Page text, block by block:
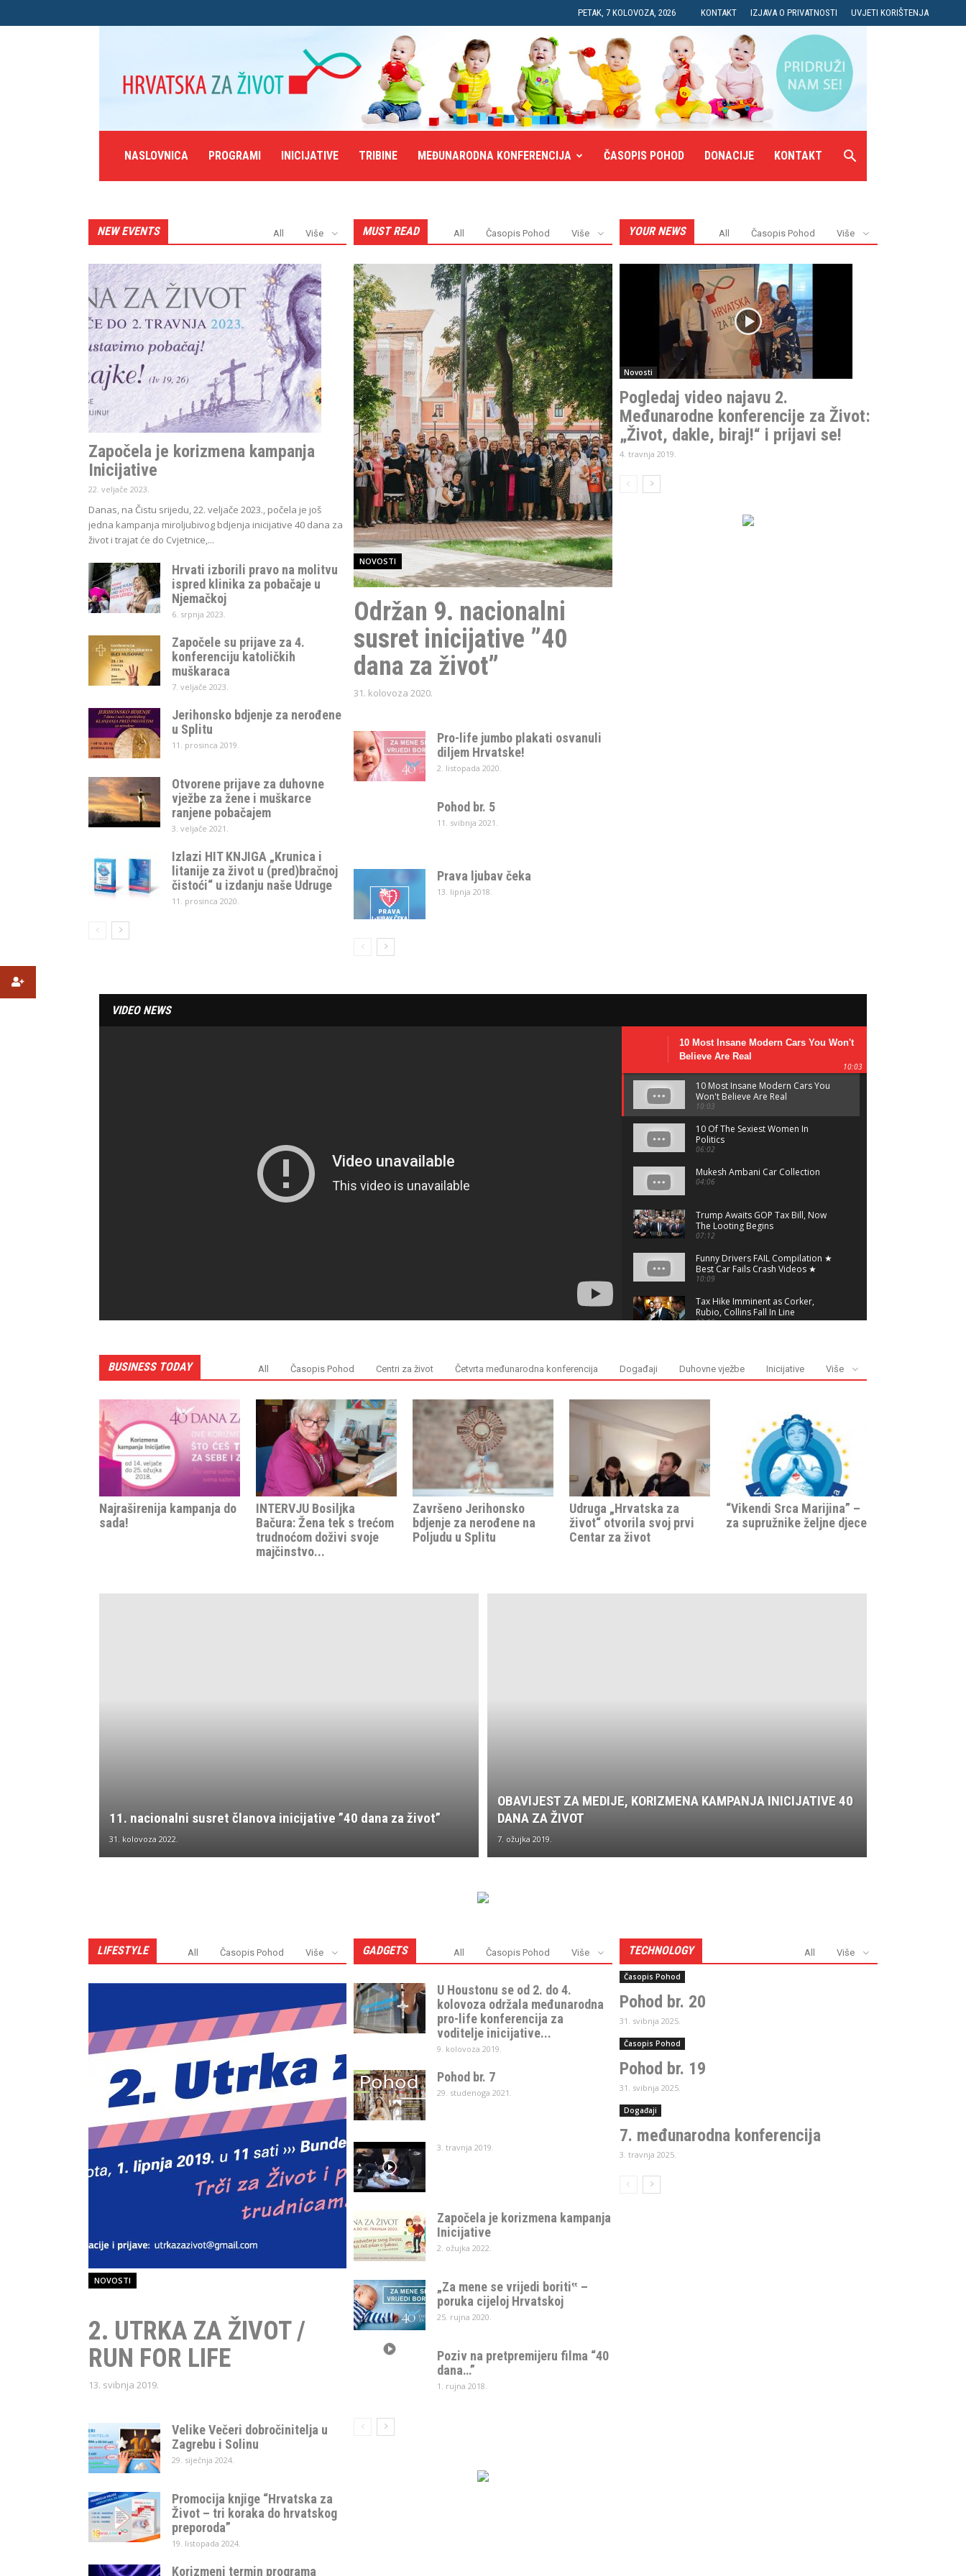
PETAK, 7 KOLOVOZA, 2026 KONTAKT IZJAVA O PRIVATNOSTI UVJETI KORIŠTENJA
NASLOVNICA PROGRAMI INICIJATIVE TRIBINE MEĐUNARODNA KONFERENCIJA ČASOPIS POHOD DONACIJE KONTAKT
NEW EVENTS All Više
Započela je korizmena kampanja
Inicijative
22. veljače 2023.
Danas, na Čistu srijedu, 22. veljače 2023., počela je još
jedna kampanja miroljubivog bdjenja inicijative 40 dana za
život i trajat će do Cvjetnice,...
Hrvati izborili pravo na molitvu
ispred klinika za pobačaje u
Njemačkoj
6. srpnja 2023.
Započele su prijave za 4.
konferenciju katoličkih
muškaraca
7. veljače 2023.
Jerihonsko bdjenje za nerođene
u Splitu
11. prosinca 2019.
Otvorene prijave za duhovne
vježbe za žene i muškarce
ranjene pobačajem
3. veljače 2021.
Izlazi HIT KNJIGA „Krunica i
litanije za život u (pred)bračnoj
čistoći“ u izdanju naše Udruge
11. prosinca 2020.
MUST READ All Časopis Pohod Više
NOVOSTI
Održan 9. nacionalni
susret inicijative ”40
dana za život”
31. kolovoza 2020.
Pro-life jumbo plakati osvanuli
diljem Hrvatske!
2. listopada 2020.
Pohod br. 5
11. svibnja 2021.
Prava ljubav čeka
13. lipnja 2018.
YOUR NEWS All Časopis Pohod Više
Novosti
Pogledaj video najavu 2.
Međunarodne konferencije za Život:
„Život, dakle, biraj!“ i prijavi se!
4. travnja 2019.
VIDEO NEWS
10 Most Insane Modern Cars You Won't
Believe Are Real
10:03
10 Most Insane Modern Cars You
Won't Believe Are Real
10:03
10 Of The Sexiest Women In
Politics
06:02
Mukesh Ambani Car Collection
04:06
Trump Awaits GOP Tax Bill, Now
The Looting Begins
07:12
Funny Drivers FAIL Compilation ★
Best Car Fails Crash Videos ★
2017 FailCity
10:09
Tax Hike Imminent as Corker,
Rubio, Collins Fall In Line
12:19
04:09
BUSINESS TODAY All Časopis Pohod Centri za život Četvrta međunarodna konferencija Događaji Duhovne vježbe Inicijative Više
Najraširenija kampanja do
sada!
INTERVJU Bosiljka
Bačura: Žena tek s trećom
trudnoćom doživi svoje
majčinstvo...
Završeno Jerihonsko
bdjenje za nerođene na
Poljudu u Splitu
Udruga „Hrvatska za
život“ otvorila svoj prvi
Centar za život
“Vikendi Srca Marijina” –
za supružnike željne djece
11. nacionalni susret članova inicijative ”40 dana za život”
31. kolovoza 2022.
OBAVIJEST ZA MEDIJE, KORIZMENA KAMPANJA INICIJATIVE 40
DANA ZA ŽIVOT
7. ožujka 2019.
LIFESTYLE All Časopis Pohod Više
NOVOSTI
2. UTRKA ZA ŽIVOT /
RUN FOR LIFE
13. svibnja 2019.
Velike Večeri dobročinitelja u
Zagrebu i Solinu
29. siječnja 2024.
Promocija knjige “Hrvatska za
Život – tri koraka do hrvatskog
preporoda”
19. listopada 2024.
Korizmeni termin programa
GADGETS All Časopis Pohod Više
U Houstonu se od 2. do 4.
kolovoza održala međunarodna
pro-life konferencija za
voditelje inicijative...
9. kolovoza 2019.
Pohod br. 7
29. studenoga 2021.
3. travnja 2019.
Započela je korizmena kampanja
Inicijative
2. ožujka 2022.
„Za mene se vrijedi boriti‟ –
poruka cijeloj Hrvatskoj
25. rujna 2020.
Poziv na pretpremijeru filma “40
dana…”
1. rujna 2018.
TECHNOLOGY All Više
Časopis Pohod
Pohod br. 20
31. svibnja 2025.
Časopis Pohod
Pohod br. 19
31. svibnja 2025.
Događaji
7. međunarodna konferencija
3. travnja 2025.